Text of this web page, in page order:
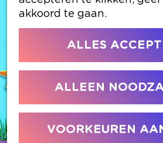
akkoord te gaan.
ALLES
ALLEEN
VOORKEUREN